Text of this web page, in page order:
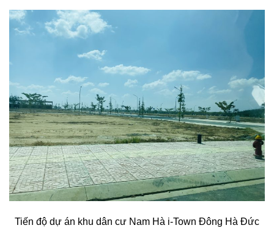
Tiến độ dự án khu dân cư Nam Hà i-Town Đông Hà Đức